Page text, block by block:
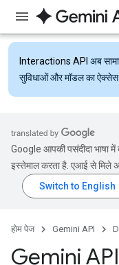
Interactions API अब
सुविधाओं और मॉडल का ऐक्सेस
Google आपकी पसंदीदा भाषा
इस्तेमाल करता है. एआई से मिले
होम पेज Gemini API
Gemini API